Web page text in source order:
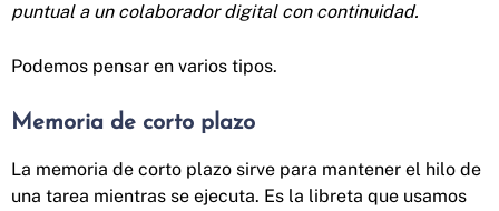
puntual a un colaborador digital con continuidad.
Podemos pensar en varios tipos.
Memoria de corto plazo
La memoria de corto plazo sirve para mantener el hilo de
una tarea mientras se ejecuta. Es la libreta que usamos